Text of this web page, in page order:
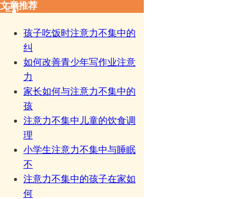
文章推荐
孩子吃饭时注意力不集中的
纠
如何改善青少年写作业注意
力
家长如何与注意力不集中的
孩
注意力不集中儿童的饮食调
理
小学生注意力不集中与睡眠
不
注意力不集中的孩子在家如
何